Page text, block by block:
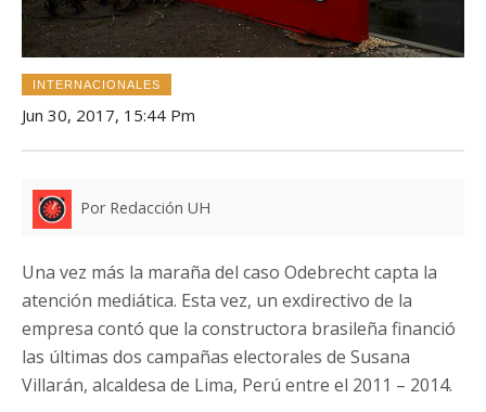
INTERNACIONALES
Jun 30, 2017, 15:44 Pm
Por Redacción UH
Una vez más la maraña del caso Odebrecht capta la
atención mediática. Esta vez, un exdirectivo de la
empresa contó que la constructora brasileña financió
las últimas dos campañas electorales de Susana
Villarán, alcaldesa de Lima, Perú entre el 2011 – 2014.